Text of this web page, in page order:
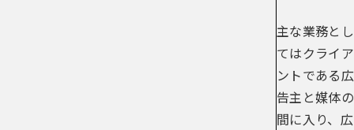
主な業務とし
てはクライア
ントである広
告主と媒体の
間に入り、広